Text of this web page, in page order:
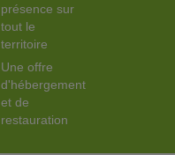
présence sur
tout le
territoire
Une offre
d'hébergement
et de
restauration